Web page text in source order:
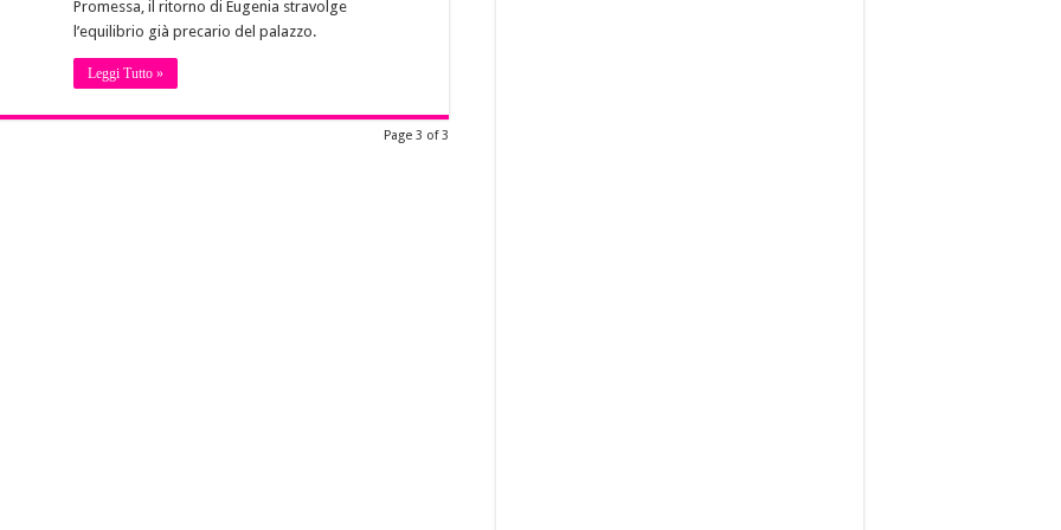
Promessa, il ritorno di Eugenia stravolge
l’equilibrio già precario del palazzo.
Leggi Tutto »
Page 3 of 3